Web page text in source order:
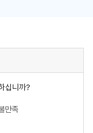
십니까?
만족